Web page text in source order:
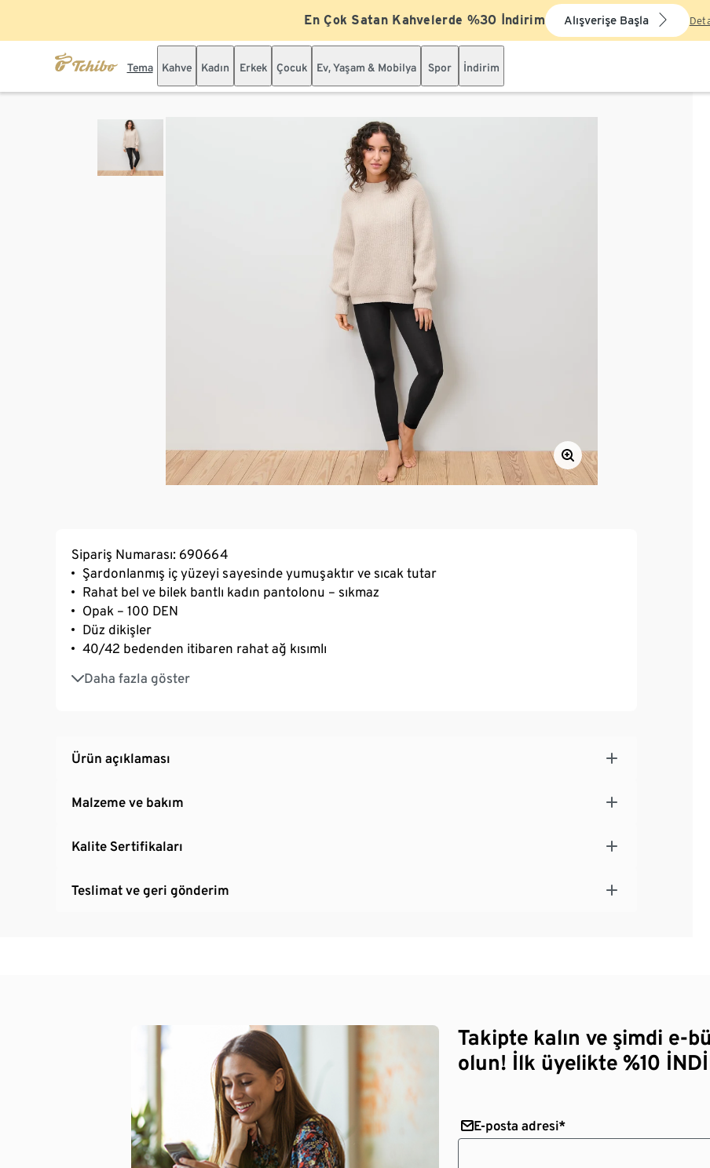
En Çok Satan Kahvelerde %30 İndirim Alışverişe Başla
Tema Kahve Kadın Erkek Çocuk Ev, Yaşam & Mobilya Spor İndirim
Sipariş Numarası: 690664
Şardonlanmış iç yüzeyi sayesinde yumuşaktır ve sıcak tutar
Rahat bel ve bilek bantlı kadın pantolonu – sıkmaz
Opak – 100 DEN
Düz dikişler
40/42 bedenden itibaren rahat ağ kısımlı
Daha fazla göster
Elastanlı: formunu korur, mükemmel oturur, yüksek giyim konforu sunar
Ürün açıklaması
Malzeme ve bakım
Kalite Sertifikaları
Teslimat ve geri gönderim
Takipte kalın ve şimdi e-
olun! İlk üyelikte %10
E-posta adresi*